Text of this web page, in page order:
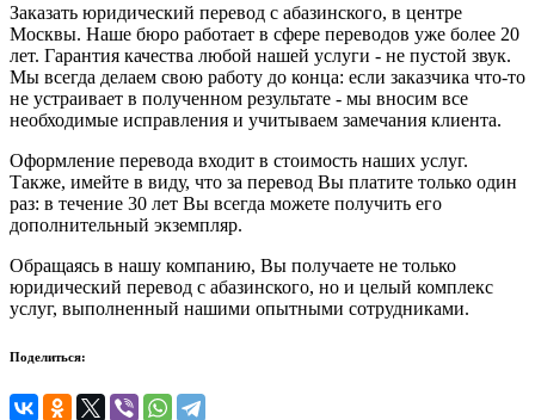
Заказать юридический перевод с абазинского, в центре
Москвы. Наше бюро работает в сфере переводов уже более 20
лет. Гарантия качества любой нашей услуги - не пустой звук.
Мы всегда делаем свою работу до конца: если заказчика что-то
не устраивает в полученном результате - мы вносим все
необходимые исправления и учитываем замечания клиента.
Оформление перевода входит в стоимость наших услуг.
Также, имейте в виду, что за перевод Вы платите только один
раз: в течение 30 лет Вы всегда можете получить его
дополнительный экземпляр.
Обращаясь в нашу компанию, Вы получаете не только
юридический перевод с абазинского, но и целый комплекс
услуг, выполненный нашими опытными сотрудниками.
Поделиться: